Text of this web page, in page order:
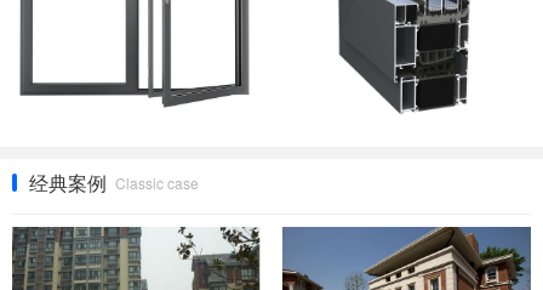
经典案例 Classic case